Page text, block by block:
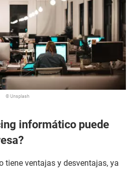
© Unsplash
informático puede
tiene ventajas y desventajas, ya